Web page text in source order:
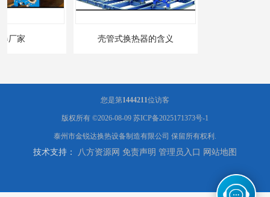
壳管式换热器的含义 什么是板式换热器呢？
板式油冷却器 润滑油冷却换热装置 设计定制 引风机冷却器供应商 GLL型冷却器支持定制
您是第1444211位访客
版权所有 ©2026-08-09 苏ICP备2025171373号-1
泰州市金锐达换热设备制造有限公司 保留所有权利.
技术支持： 八方资源网 免责声明 管理员入口 网站地图